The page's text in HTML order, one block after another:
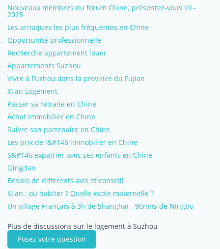
Nouveaux membres du forum Chine, présentez-vous ici -
2025
Les arnaques les plus fréquentes en Chine
Opportunité professionnelle
Recherche appartement louer
Appartements Suzhou
Vivre à Fuzhou dans la province du Fujian
Xi'an Logement
Passer sa retraite en Chine
Achat immobilier en Chine
Suivre son partenaire en Chine
Les prix de l&#146;immobilier en Chine
S&#146;expatrier avec ses enfants en Chine
Qingdao
Besoin de différents avis et conseil!
Xi'an : où habiter ? Quelle ecole maternelle ?
Un village Français à 3h de Shanghai - 90mns de Ningbo
Plus de discussions sur le logement à Suzhou
Posez votre question